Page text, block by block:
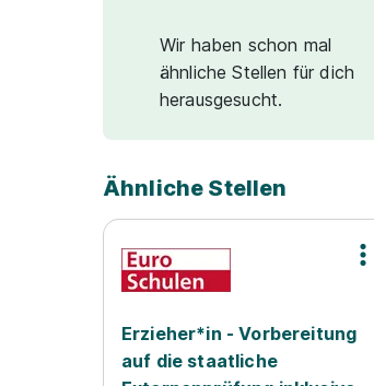
Wir haben schon mal
ähnliche Stellen für dich
herausgesucht.
Ähnliche Stellen
Erzieher*in - Vorbereitung
auf die staatliche